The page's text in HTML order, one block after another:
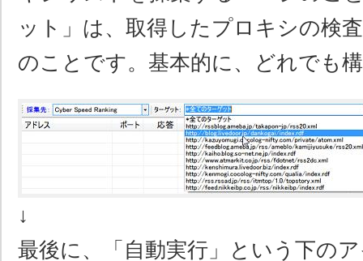
ット」は、取得したプロキシの検
のことです。基本的に、どれでも
↓
最後に、「自動実行」という下の